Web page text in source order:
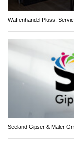
Waffenhandel Plüss:
Seeland Gipser & Maler